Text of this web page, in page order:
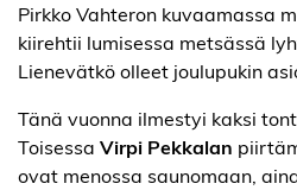
Pirkko Vahteron kuvaamassa
kiirehtii lumisessa metsässä
Lienevätkö olleet joulupukin
Tänä vuonna ilmestyi kaksi
Toisessa Virpi Pekkalan
ovat menossa saunomaan,